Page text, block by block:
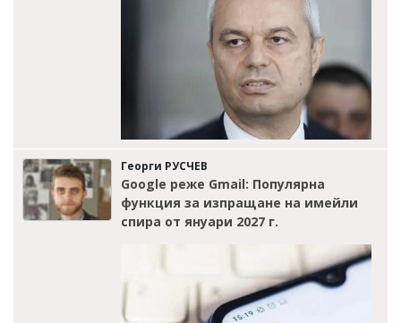
Георги РУСЧЕВ
Google реже Gmail: Популярна
функция за изпращане на имейли
спира от януари 2027 г.